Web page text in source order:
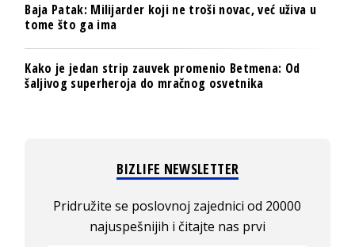
Baja Patak: Milijarder koji ne troši novac, već uživa u
tome što ga ima
Kako je jedan strip zauvek promenio Betmena: Od
šaljivog superheroja do mračnog osvetnika
BIZLIFE NEWSLETTER
Pridružite se poslovnoj zajednici od 20000
najuspešnijih i čitajte nas prvi